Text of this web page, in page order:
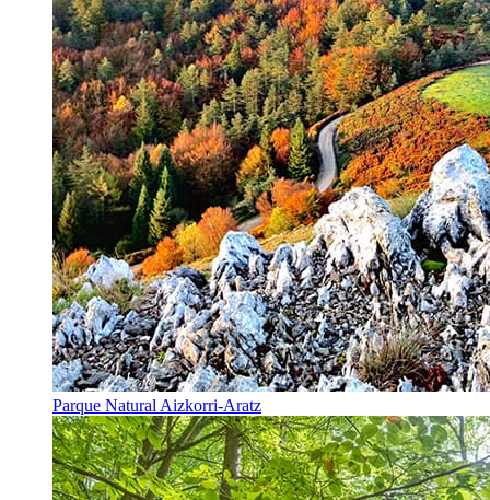
Parque Natural Aizkorri-Aratz